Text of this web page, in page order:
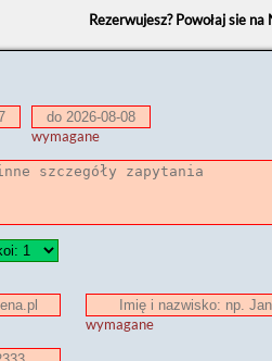
Rezerwujesz? Powołaj sie
wymagane
wymagane